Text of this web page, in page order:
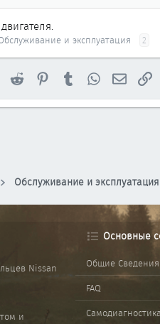
и эксплуатация 2
LinkedInReddit PinterestTumblrWhatsApp
Обслуживание и эксплуатация
Nissan
и
Основные
Общие Сведения
FAQ
Самодиагностика